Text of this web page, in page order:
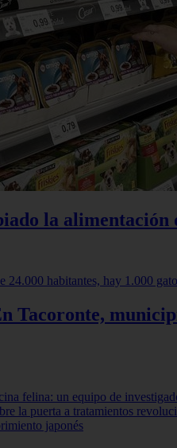
la alimentación